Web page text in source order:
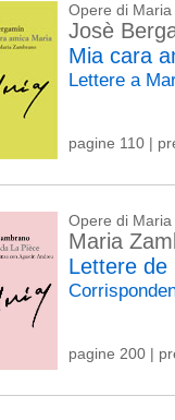
Opere di
Josè
Mia cara
Lettere a
pagine 110 |
Opere di
Maria
Lettere de
pagine 200 |